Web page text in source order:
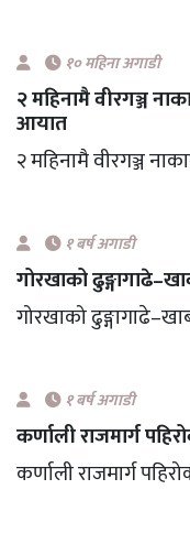
१० महिना अगाडी
२ महिनामै वीरगञ्ज
आयात
२ महिनामै वीरगञ्ज
१ बर्ष अगाडी
गोरखाको
गोरखाको
१ बर्ष अगाडी
कर्णाली राजमार्ग
कर्णाली राजमार्ग